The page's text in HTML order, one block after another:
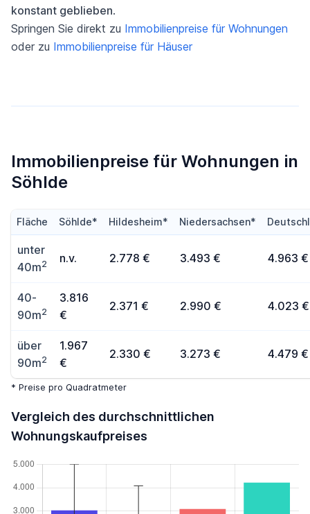
konstant geblieben.
Springen Sie direkt zu Immobilienpreise für Wohnungen
oder zu Immobilienpreise für Häuser
Immobilienpreise für Wohnungen in
Söhlde
Fläche Söhlde* Hildesheim* Niedersachsen*
unter
40m2 n.v. 2.778 € 3.493 € 4.963 €
40-
90m2
3.816
€
2.371 € 2.990 € 4.023 €
über
90m2
1.967
€
2.330 € 3.273 € 4.479 €
* Preise pro Quadratmeter
Vergleich des durchschnittlichen
Wohnungskaufpreises